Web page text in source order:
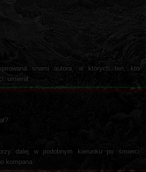
snami autora, w których ten, kto
umierał...
dalej w podobnym kierunku po śmierci
kompana.